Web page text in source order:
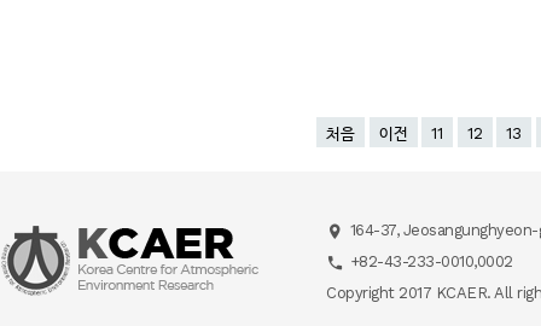
처음 이전 11 12 13
164-37,
+82-43-233-0010,0002
Copyright 2017 KCAER. All